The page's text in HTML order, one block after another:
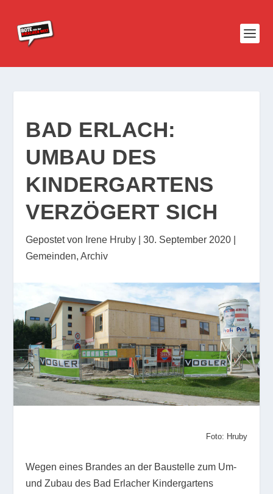
BAD ERLACH:
UMBAU DES
KINDERGARTENS
VERZÖGERT SICH
Gepostet von Irene Hruby |30. September 2020
Gemeinden,Archiv
Foto: Hruby
Wegen eines Brandes an der Baustelle zum Um-
und Zubau des Bad Erlacher Kindergartens